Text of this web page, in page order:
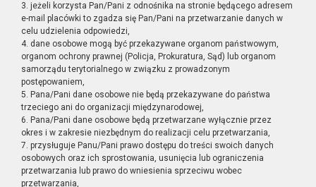
3. jeżeli korzysta Pan/Pani z odnośnika na stronie będącego adresem
e-mail placówki to zgadza się Pan/Pani na przetwarzanie danych w
celu udzielenia odpowiedzi,
4. dane osobowe mogą być przekazywane organom państwowym,
organom ochrony prawnej (Policja, Prokuratura, Sąd) lub organom
samorządu terytorialnego w związku z prowadzonym
postępowaniem,
5. Pana/Pani dane osobowe nie będą przekazywane do państwa
trzeciego ani do organizacji międzynarodowej,
6. Pana/Pani dane osobowe będą przetwarzane wyłącznie przez
okres i w zakresie niezbędnym do realizacji celu przetwarzania,
7. przysługuje Panu/Pani prawo dostępu do treści swoich danych
osobowych oraz ich sprostowania, usunięcia lub ograniczenia
przetwarzania lub prawo do wniesienia sprzeciwu wobec
przetwarzania,